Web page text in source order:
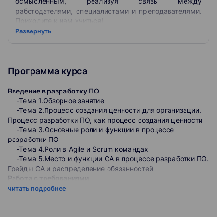
работодателями, специалистами и преподавателями.
Приходите к нам учиться!
информационная безопасность, управление и Data
Science. И что важно, у нас есть программы для
разных уровней подготовки от новичков до
профессионалов, которые хотят освоить продвинутые
навыки.
Наша миссия — делать обучение осмысленным,
реализуя взаимосвязь между ожиданиями
работодателей, компетенциями специалистов и
возможностями преподавателей.
Развернуть
Программа курса
Введение в разработку ПО
-Тема 1.Обзорное занятие
-Тема 2.Процесс создания ценности для организации.
Процесс разработки ПО, как процесс создания ценности
-Тема 3.Основные роли и функции в процессе
разработки ПО
-Тема 4.Роли в Agile и Scrum командах
-Тема 5.Место и функции СА в процессе разработки ПО.
Грейды СА и распределение обязанностей
Работа с требованиями
-Тема 6.Требования. Основные виды и классификация
читать подробнее